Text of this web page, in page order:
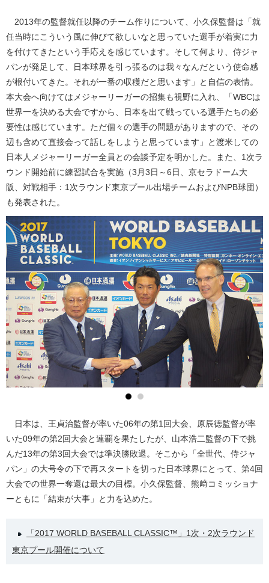
2013年の監督就任以降のチーム作りについて、小久保監督は「就
任当時にこういう風に伸びて欲しいなと思っていた選手が着実に力
を付けてきたという手応えを感じています。そして何より、侍ジャ
パンが発足して、日本球界を引っ張るのは我々なんだという使命感
が根付いてきた。それが一番の収穫だと思います」と自信の表情。
本大会へ向けてはメジャーリーガーの招集も視野に入れ、「WBCは
世界一を決める大会ですから、日本を出て戦っている選手たちの必
要性は感じています。ただ個々の選手の問題がありますので、その
辺も含めて直接会って話しをしようと思っています」と渡米しての
日本人メジャーリーガー全員との会談予定を明かした。また、1次ラ
ウンド開始前に練習試合を実施（3月3日～6日、京セラドーム大
阪、対戦相手：1次ラウンド東京プール出場チームおよびNPB球団）
も発表された。
日本は、王貞治監督が率いた06年の第1回大会、原辰徳監督が率
いた09年の第2回大会と連覇を果たしたが、山本浩二監督の下で挑
んだ13年の第3回大会では準決勝敗退。そこから「全世代、侍ジャ
パン」の大号令の下で再スタートを切った日本球界にとって、第4回
大会での世界一奪還は最大の目標。小久保監督、熊﨑コミッショナ
ーともに「結束が大事」と力を込めた。
「2017 WORLD BASEBALL CLASSIC™」1次・2次ラウンド
東京プール開催について